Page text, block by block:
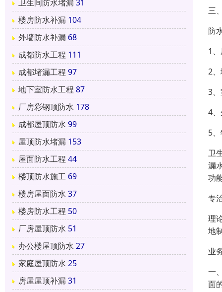
卫生间防水堵漏31
楼房防水补漏 104
外墙防水补漏 68
成都防水工程 111
成都堵漏工程 97
地下室防水工程 87
厂房彩钢顶防水 178
成都屋顶防水 99
屋顶防水堵漏 153
屋面防水工程 44
楼顶防水施工 69
楼房屋面防水 37
楼房防水工程 50
厂房屋顶防水 51
办公楼屋顶防水 27
家庭屋顶防水 25
房屋屋顶补漏31
三
防
1
2
3
4
5
卫
漏
功
专
理
地
业
一
面